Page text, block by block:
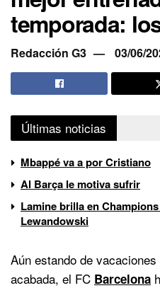
temporada:
Redacción G3 03/06/
Últimas noticias
Mbappé va a por Cristiano
Al Barça le motiva sufrir
Lamine brilla en
Lewandowski
Aún estando de
acabada, el FC Barcelona